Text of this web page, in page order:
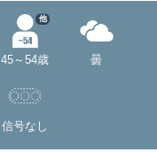
45～54歳
他
曇
信号なし